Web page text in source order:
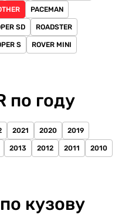
PACEMAN
SD ROADSTER
S ROVER MINI
по году
2021 2020 2019
2013 2012 2011 2010
кузову